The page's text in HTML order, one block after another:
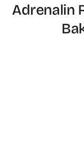
Adrenalin